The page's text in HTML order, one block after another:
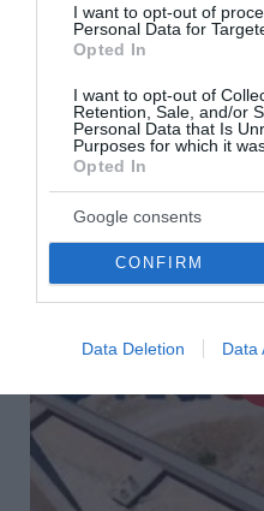
I want to opt-out of
Personal Data for
Opted In
I want to opt-out of
Retention, Sale, and/or
Personal Data that Is
Purposes for which it
Opted In
Google consents
CONFIRM
Data Deletion Data